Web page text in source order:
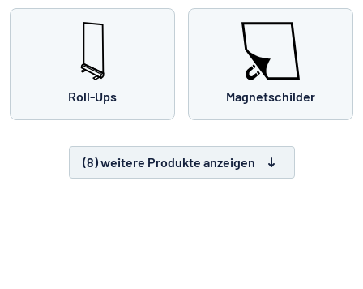
Roll-Ups Magnetschilder
(8) weitere Produkte anzeigen